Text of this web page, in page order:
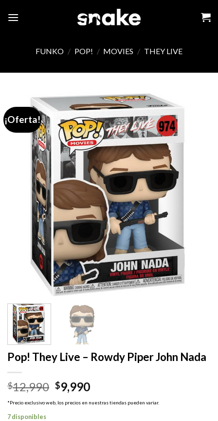
FUNKO / POP! / MOVIES / THEY LIVE
¡Oferta!
Pop! They Live – Rowdy Piper John Nada
$12,990 El
precio
original
$9,990El
precio
*Precio exclusivo web, los precios en nuestras tiendas pueden variar.
7 disponibles